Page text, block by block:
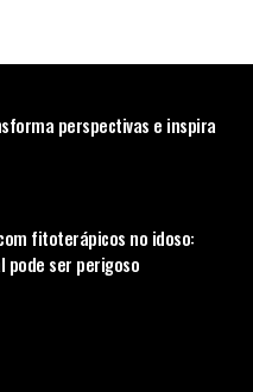
perspectivas e inspira
fitoterápicos no idoso:
pode ser perigoso